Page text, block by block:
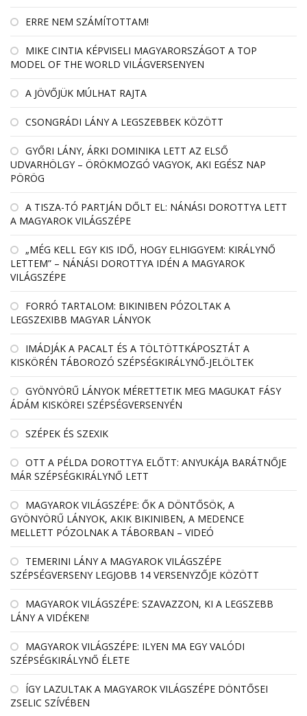
ERRE NEM SZÁMÍTOTTAM!
MIKE CINTIA KÉPVISELI MAGYARORSZÁGOT A TOP
MODEL OF THE WORLD VILÁGVERSENYEN
A JÖVŐJÜK MÚLHAT RAJTA
CSONGRÁDI LÁNY A LEGSZEBBEK KÖZÖTT
GYŐRI LÁNY, ÁRKI DOMINIKA LETT AZ ELSŐ
UDVARHÖLGY – ÖRÖKMOZGÓ VAGYOK, AKI EGÉSZ NAP
PÖRÖG
A TISZA-TÓ PARTJÁN DŐLT EL: NÁNÁSI DOROTTYA LETT
A MAGYAROK VILÁGSZÉPE
„MÉG KELL EGY KIS IDŐ, HOGY ELHIGGYEM: KIRÁLYNŐ
LETTEM” – NÁNÁSI DOROTTYA IDÉN A MAGYAROK
VILÁGSZÉPE
FORRÓ TARTALOM: BIKINIBEN PÓZOLTAK A
LEGSZEXIBB MAGYAR LÁNYOK
IMÁDJÁK A PACALT ÉS A TÖLTÖTTKÁPOSZTÁT A
KISKÖRÉN TÁBOROZÓ SZÉPSÉGKIRÁLYNŐ-JELÖLTEK
GYÖNYÖRŰ LÁNYOK MÉRETTETIK MEG MAGUKAT FÁSY
ÁDÁM KISKÖREI SZÉPSÉGVERSENYÉN
SZÉPEK ÉS SZEXIK
OTT A PÉLDA DOROTTYA ELŐTT: ANYUKÁJA BARÁTNŐJE
MÁR SZÉPSÉGKIRÁLYNŐ LETT
MAGYAROK VILÁGSZÉPE: ŐK A DÖNTŐSÖK, A
GYÖNYÖRŰ LÁNYOK, AKIK BIKINIBEN, A MEDENCE
MELLETT PÓZOLNAK A TÁBORBAN – VIDEÓ
TEMERINI LÁNY A MAGYAROK VILÁGSZÉPE
SZÉPSÉGVERSENY LEGJOBB 14 VERSENYZŐJE KÖZÖTT
MAGYAROK VILÁGSZÉPE: SZAVAZZON, KI A LEGSZEBB
LÁNY A VIDÉKEN!
MAGYAROK VILÁGSZÉPE: ILYEN MA EGY VALÓDI
SZÉPSÉGKIRÁLYNŐ ÉLETE
ÍGY LAZULTAK A MAGYAROK VILÁGSZÉPE DÖNTŐSEI
ZSELIC SZÍVÉBEN